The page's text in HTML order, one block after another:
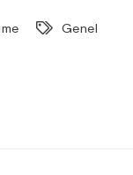
Genel